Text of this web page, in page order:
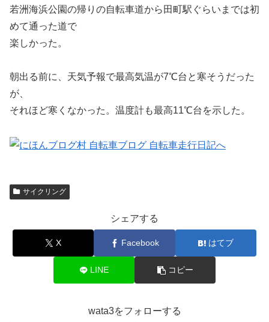
若洲海浜公園の帰りの自転車道から田町駅ぐらいまでは初
めて通った道で
楽しかった。
朝出る前に、天気予報で最高気温が7℃台と寒そうだった
が、
それほど寒くなかった。温度計も最高11℃台を示した。
サイクリング
シェアする
X Facebook はてブ
LINE コピー
wata3をフォローする